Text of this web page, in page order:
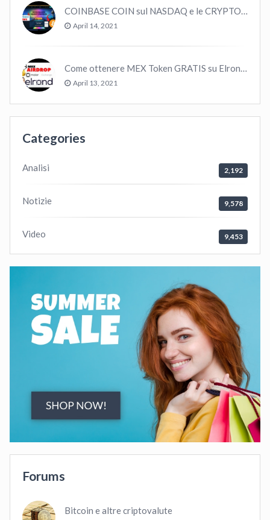
COINBASE COIN sul NASDAQ e le CRYPTO volano!
April 14, 2021
Come ottenere MEX Token GRATIS su Elrond ?
April 13, 2021
Categories
Analisi 2,192
Notizie 9,578
Video 9,453
Forums
Bitcoin e altre criptovalute